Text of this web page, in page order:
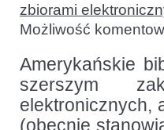
zbiorami
Możliwość
Amerykańskie
szerszym
elektronicznych,
(obecnie